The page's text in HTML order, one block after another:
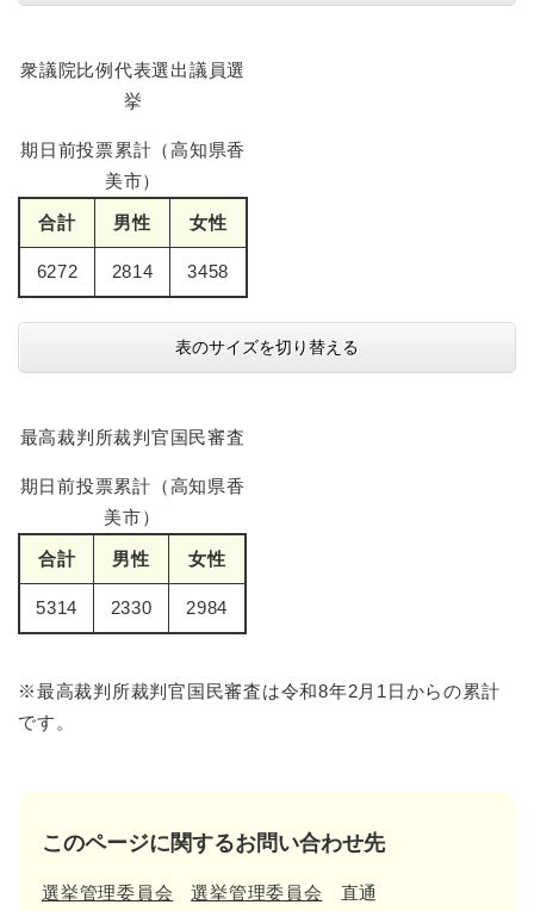
衆議院比例代表選出議員選
挙
期日前投票累計（高知県香
美市）
合計 男性 女性
6272 2814 3458
表のサイズを切り替える
最高裁判所裁判官国民審査
期日前投票累計（高知県香
美市）
合計 男性 女性
5314 2330 2984
※最高裁判所裁判官国民審査は令和8年2月1日からの累計
です。
このページに関するお問い合わせ先
選挙管理委員会 選挙管理委員会 直通